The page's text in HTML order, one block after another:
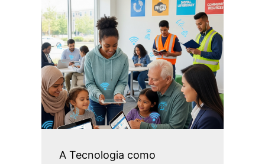
A Tecnologia como